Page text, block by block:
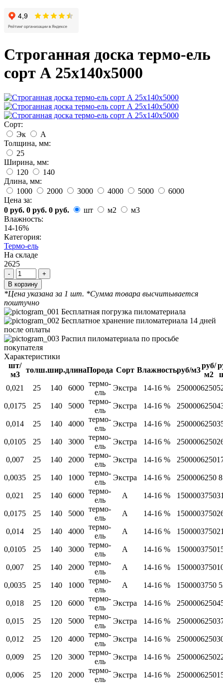
Строганная доска термо-ель
сорт А 25х140х5000
Сорт:
Эк
А
Толщина, мм:
25
Ширина, мм:
120
140
Длина, мм:
1000
2000 3000 4000 5000
6000
Цена за:
0 руб. 0 руб. 0 руб. шт м2
м3
Влажность:
14-16%
Категория:
Термо-ель
На складе
2625
-
+
В корзину
*Цена указана за 1 шт. *Сумма товара высчитывается
поштучно
Бесплатная погрузка пиломатериала
Бесплатное хранение пиломатериала 14 дней
после оплаты
Распил пиломатериала по просьбе
покупателя
Характеристики
шт/
м3
толш.шир.длинаПорода Сорт Влажностьруб/м3
руб/
м2
0,021
25 140 6000
термо-
ель
Экстра 14-16 % 2500006250
0,0175 25 140 5000
термо-
ель
Экстра 14-16 % 2500006250
0,014 25 140 4000
термо-
ель
Экстра 14-16 % 2500006250
0,0105 25 140 3000
термо-
ель
Экстра 14-16 % 2500006250
0,007 25 140 2000
термо-
ель
Экстра 14-16 % 2500006250
0,0035 25 140 1000
термо-
ель
Экстра 14-16 % 2500006250
0,021 25 140 6000
термо-
ель
А 14-16 % 1500003750
0,0175 25 140 5000
термо-
ель
А 14-16 % 1500003750
0,014 25 140 4000
термо-
ель
А 14-16 % 1500003750
0,0105 25 140 3000
термо-
ель
А 14-16 % 1500003750
0,007 25 140 2000
термо-
ель
А 14-16 % 1500003750
0,0035 25 140 1000
термо-
ель
А 14-16 % 1500003750
0,018 25 120 6000
термо-
ель
Экстра 14-16 % 2500006250
0,015 25 120 5000
термо-
ель
Экстра 14-16 % 2500006250
0,012 25 120 4000
термо-
ель
Экстра 14-16 % 2500006250
0,009 25 120 3000
термо-
ель
Экстра 14-16 % 2500006250
0,006 25 120 2000
термо-
ель
Экстра 14-16 % 2500006250